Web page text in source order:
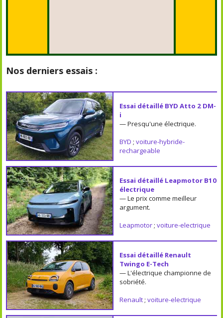
Nos derniers essais :
Essai détaillé BYD Atto 2 DM-
i
— Presqu'une électrique.
BYD ; voiture-hybride-
rechargeable
Essai détaillé Leapmotor B10
électrique
— Le prix comme meilleur
argument.
Leapmotor; voiture-electrique
Essai détaillé Renault
Twingo E-Tech
— L'électrique championne de
sobriété.
Renault; voiture-electrique